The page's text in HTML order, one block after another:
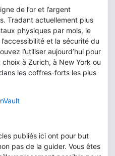
de l’or et l’argent
Tradant actuellement plus
physiques par mois, le
et la sécurité du
l’utiliser aujourd’hui pour
à Zurich, à New York ou
les coffres-forts les plus
publiés ici ont pour but
pas de la guider. Vous êtes